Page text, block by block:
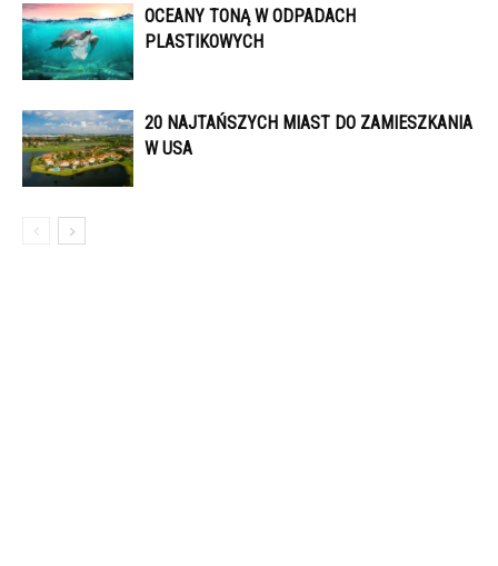
OCEANY TONĄ W ODPADACH
PLASTIKOWYCH
20 NAJTAŃSZYCH MIAST DO ZAMIESZKANIA
W USA